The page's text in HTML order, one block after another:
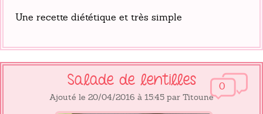
Une recette diététique et très simple
0
Salade de lentilles
Ajouté le 20/04/2016 à 15:45 par Titoune